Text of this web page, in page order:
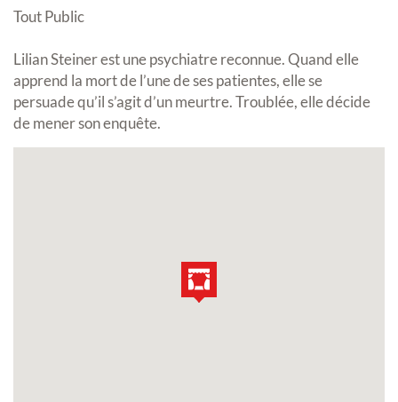
Tout Public
Lilian Steiner est une psychiatre reconnue. Quand elle
apprend la mort de l’une de ses patientes, elle se
persuade qu’il s’agit d’un meurtre. Troublée, elle décide
de mener son enquête.